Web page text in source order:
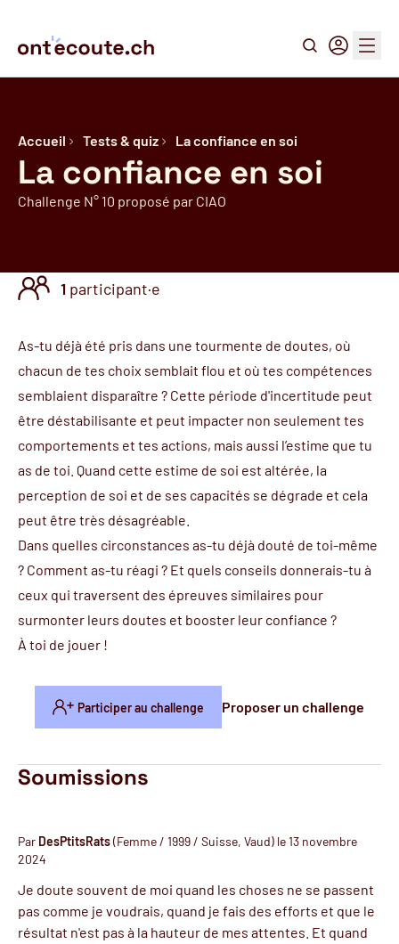
Recherche
Connexion
Menu
Accueil Tests & quiz La confiance en soi
La confiance en soi
Challenge N° 10 proposé par CIAO
1 participant·e
As-tu déjà été pris dans une tourmente de doutes, où
chacun de tes choix semblait flou et où tes compétences
semblaient disparaître ? Cette période d'incertitude peut
être déstabilisante et peut impacter non seulement tes
comportements et tes actions, mais aussi l’estime que tu
as de toi. Quand cette estime de soi est altérée, la
perception de soi et de ses capacités se dégrade et cela
peut être très désagréable.
Dans quelles circonstances as-tu déjà douté de toi-même
? Comment as-tu réagi ? Et quels conseils donnerais-tu à
ceux qui traversent des épreuves similaires pour
surmonter leurs doutes et booster leur confiance ?
À toi de jouer !
Participer au challenge Proposer un challenge
Soumissions
Par DesPtitsRats(Femme / 1999 / Suisse, Vaud) le 13 novembre
2024
Je doute souvent de moi quand les choses ne se passent
pas comme je voudrais, quand je fais des efforts et que le
résultat n'est pas à la hauteur de mes attentes. Et quand